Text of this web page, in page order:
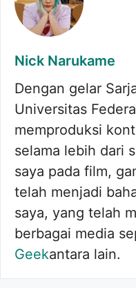
Nick Narukame
Dengan gelar
Universitas
memproduksi
selama lebih dari
saya pada film,
telah menjadi
saya, yang telah
berbagai media
Geekantara lain.